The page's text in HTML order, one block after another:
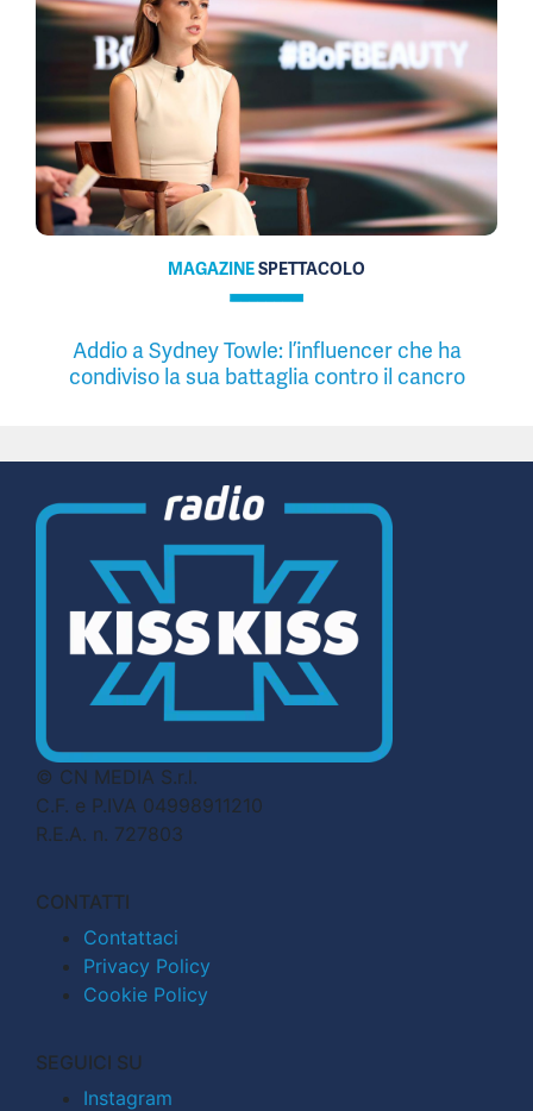
MAGAZINESPETTACOLO
Addio a Sydney Towle: l’influencer che ha
condiviso la sua battaglia contro il cancro
© CN MEDIA S.r.l.
C.F. e P.IVA 04998911210
R.E.A. n. 727803
CONTATTI
Contattaci
Privacy Policy
Cookie Policy
SEGUICI SU
Instagram